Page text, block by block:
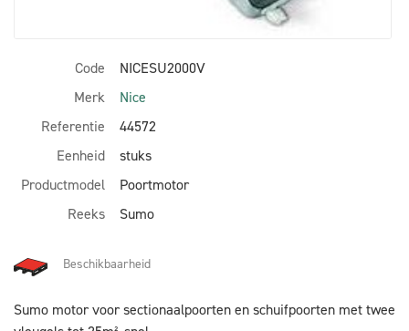
Code
NICESU2000V
Merk
Nice
Referentie
44572
Eenheid
stuks
Productmodel
Poortmotor
Reeks
Sumo
Beschikbaarheid
Sumo motor voor sectionaalpoorten en schuifpoorten met twee